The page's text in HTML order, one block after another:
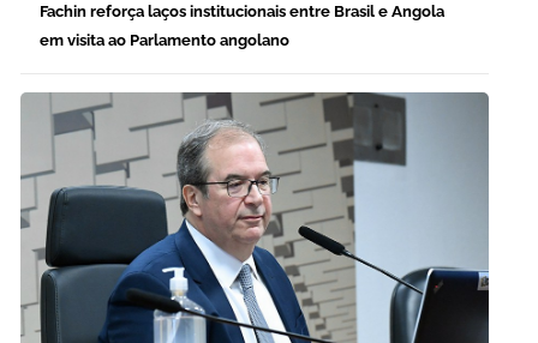
Fachin reforça laços institucionais entre Brasil e Angola
em visita ao Parlamento angolano